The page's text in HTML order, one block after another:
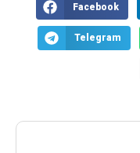
Facebook
Telegram